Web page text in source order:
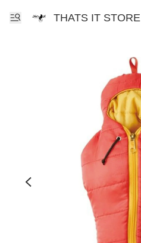
THATS IT STORE